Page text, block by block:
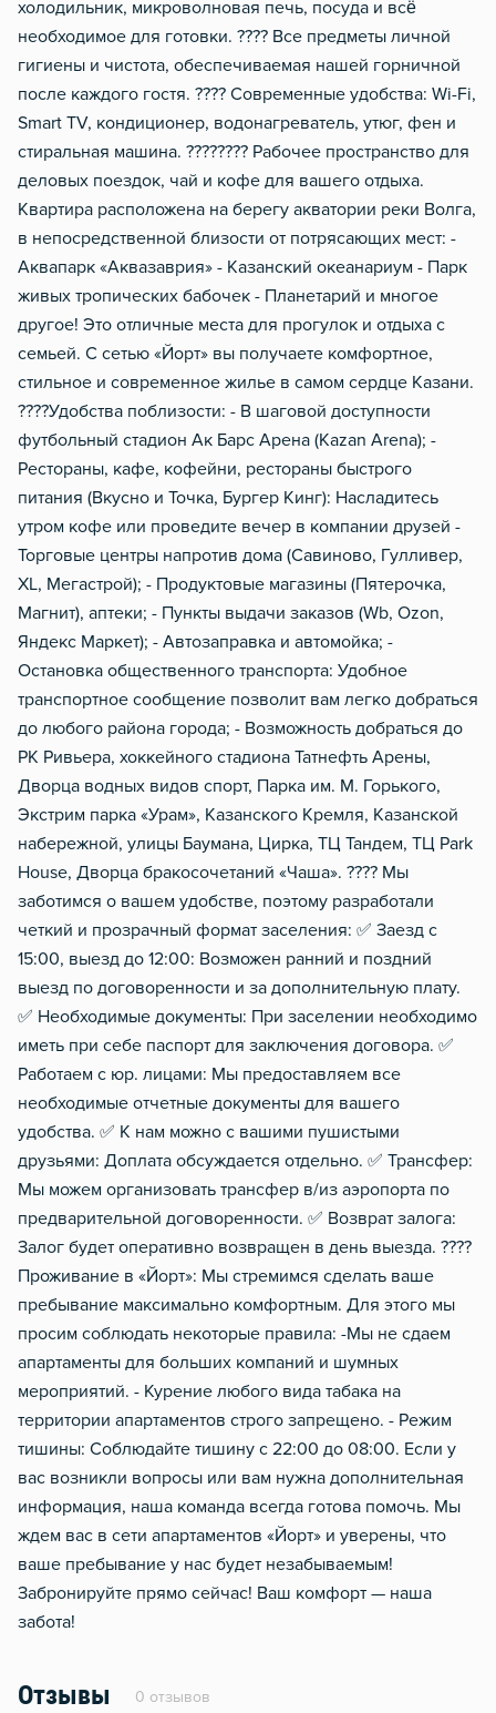
холодильник, микроволновая печь, посуда и всё
необходимое для готовки. ???? Все предметы личной
гигиены и чистота, обеспечиваемая нашей горничной
после каждого гостя. ???? Современные удобства: Wi-Fi,
Smart TV, кондиционер, водонагреватель, утюг, фен и
стиральная машина. ????‍???? Рабочее пространство для
деловых поездок, чай и кофе для вашего отдыха.
Квартира расположена на берегу акватории реки Волга,
в непосредственной близости от потрясающих мест: -
Аквапарк «Аквазаврия» - Казанский океанариум - Парк
живых тропических бабочек - Планетарий и многое
другое! Это отличные места для прогулок и отдыха с
семьей. С сетью «Йорт» вы получаете комфортное,
стильное и современное жилье в самом сердце Казани.
????Удобства поблизости: - В шаговой доступности
футбольный стадион Ак Барс Арена (Kazan Arena); -
Рестораны, кафе, кофейни, рестораны быстрого
питания (Вкусно и Точка, Бургер Кинг): Насладитесь
утром кофе или проведите вечер в компании друзей -
Торговые центры напротив дома (Савиново, Гулливер,
XL, Мегастрой); - Продуктовые магазины (Пятерочка,
Магнит), аптеки; - Пункты выдачи заказов (Wb, Ozon,
Яндекс Маркет); - Автозаправка и автомойка; -
Остановка общественного транспорта: Удобное
транспортное сообщение позволит вам легко добраться
до любого района города; - Возможность добраться до
РК Ривьера, хоккейного стадиона Татнефть Арены,
Дворца водных видов спорт, Парка им. М. Горького,
Экстрим парка «Урам», Казанского Кремля, Казанской
набережной, улицы Баумана, Цирка, ТЦ Тандем, ТЦ Park
House, Дворца бракосочетаний «Чаша». ???? Мы
заботимся о вашем удобстве, поэтому разработали
четкий и прозрачный формат заселения: ✅ Заезд с
15:00, выезд до 12:00: Возможен ранний и поздний
выезд по договоренности и за дополнительную плату.
✅ Необходимые документы: При заселении необходимо
иметь при себе паспорт для заключения договора. ✅
Работаем с юр. лицами: Мы предоставляем все
необходимые отчетные документы для вашего
удобства. ✅ К нам можно с вашими пушистыми
друзьями: Доплата обсуждается отдельно. ✅ Трансфер:
Мы можем организовать трансфер в/из аэропорта по
предварительной договоренности. ✅ Возврат залога:
Залог будет оперативно возвращен в день выезда. ????
Проживание в «Йорт»: Мы стремимся сделать ваше
пребывание максимально комфортным. Для этого мы
просим соблюдать некоторые правила: -Мы не сдаем
апартаменты для больших компаний и шумных
мероприятий. - Курение любого вида табака на
территории апартаментов строго запрещено. - Режим
тишины: Соблюдайте тишину с 22:00 до 08:00. Если у
вас возникли вопросы или вам нужна дополнительная
информация, наша команда всегда готова помочь. Мы
ждем вас в сети апартаментов «Йорт» и уверены, что
ваше пребывание у нас будет незабываемым!
Забронируйте прямо сейчас! Ваш комфорт — наша
забота!
Отзывы 0 отзывов